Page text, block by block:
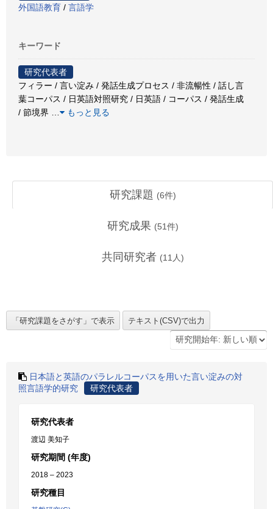
外国語教育 / 言語学
キーワード
研究代表者
フィラー / 言い淀み / 発話生成プロセス / 非流暢性 / 話し言
葉コーパス / 日英語対照研究 / 日英語 / コーパス / 発話生成
/ 節境界
もっと見る
研究課題 (6件)
研究成果 (51件)
共同研究者 (11 人)
日本語と英語のパラレルコーパスを用いた言い淀みの対
照言語学的研究
研究代表者
研究代表者
渡辺 美知子
研究期間 (年度)
2018 – 2023
研究種目